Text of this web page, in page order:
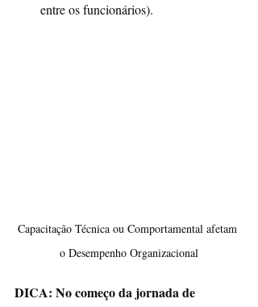
entre os funcionários).
Capacitação Técnica ou Comportamental afetam
o Desempenho Organizacional
DICA: No começo da jornada de